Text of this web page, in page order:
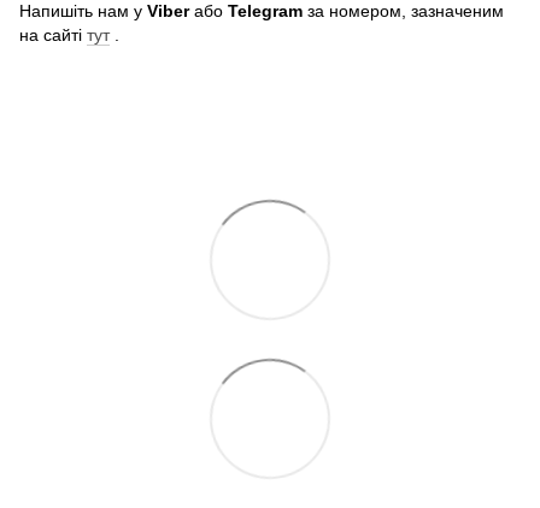
Напишіть нам у Viberабо Telegram за номером, зазначеним
на сайті тут.